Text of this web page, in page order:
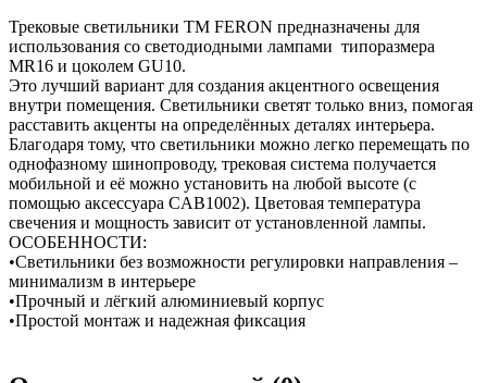
Трековые светильники TM FERON предназначены для
использования со светодиодными лампами типоразмера
MR16 и цоколем GU10.
Это лучший вариант для создания акцентного освещения
внутри помещения. Светильники светят только вниз, помогая
расставить акценты на определённых деталях интерьера.
Благодаря тому, что светильники можно легко перемещать по
однофазному шинопроводу, трековая система получается
мобильной и её можно установить на любой высоте (с
помощью аксессуара CAB1002). Цветовая температура
свечения и мощность зависит от установленной лампы.
ОСОБЕННОСТИ:
•Светильники без возможности регулировки направления –
минимализм в интерьере
•Прочный и лёгкий алюминиевый корпус
•Простой монтаж и надежная фиксация